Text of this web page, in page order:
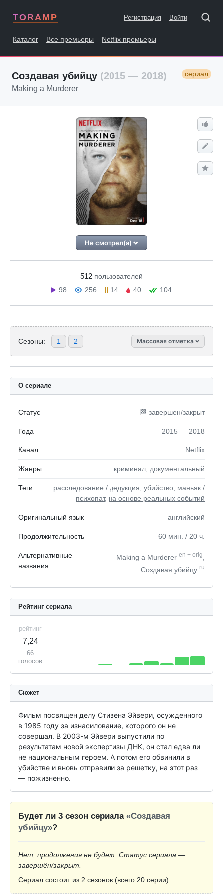
TORAMP Регистрация Войти
Каталог Все премьеры Netflix премьеры
Создавая убийцу (2015 — 2018) сериал
Making a Murderer
Не смотрел(а)
512 пользователей
98
256 14 40 104
Сезоны: 1 2 Массовая отметка
О сериале
Статус 🏁 завершен/закрыт
Года 2015 — 2018
Канал Netflix
Жанры криминал документальный
Теги расследование / дедукция убийство маньяк /
психопат, на основе реальных событий
Оригинальный язык английский
Продолжительность 60 мин. / 20 ч.
Альтернативные
названия
Making a Murderer en + orig
Создавая убийцу ru
Рейтинг сериала
рейтинг
7,24
66
голосов
Сюжет
Фильм посвящен делу Стивена Эйвери, осужденного
в 1985 году за изнасилование, которого он не
совершал. В 2003-м Эйвери выпустили по
результатам новой экспертизы ДНК, он стал едва ли
не национальным героем. А потом его обвинили в
убийстве и вновь отправили за решетку, на этот раз
— пожизненно.
Будет ли 3 сезон сериала «Создавая
убийцу»?
Нет, продолжения не будет. Статус сериала —
завершён/закрыт.
Сериал состоит из 2 сезонов (всего 20 серии).